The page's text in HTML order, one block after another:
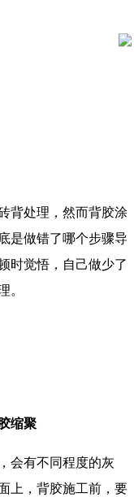
背处理，然而背胶涂
是做错了哪个步骤导
时觉悟，自己做少了
。
缩聚
会有不同程度的灰
上，背胶施工前，要